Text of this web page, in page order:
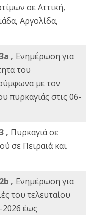
σε Αττική,
Αργολίδα,
, Ενημέρωση για
του
με τον
πυρκαγιάς στις 06-
, Πυρκαγιά σε
σε Πειραιά και
, Ενημέρωση για
του τελευταίου
έως